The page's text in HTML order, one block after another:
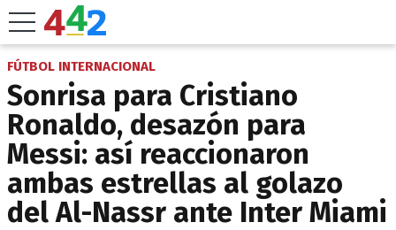
FÚTBOL INTERNACIONAL
Sonrisa para Cristiano
Ronaldo, desazón para
Messi: así reaccionaron
ambas estrellas al golazo
del Al-Nassr ante Inter Miami